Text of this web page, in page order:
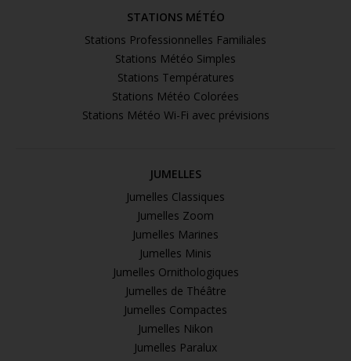
STATIONS MÉTÉO
Stations Professionnelles Familiales
Stations Météo Simples
Stations Températures
Stations Météo Colorées
Stations Météo Wi-Fi avec prévisions
JUMELLES
Jumelles Classiques
Jumelles Zoom
Jumelles Marines
Jumelles Minis
Jumelles Ornithologiques
Jumelles de Théâtre
Jumelles Compactes
Jumelles Nikon
Jumelles Paralux